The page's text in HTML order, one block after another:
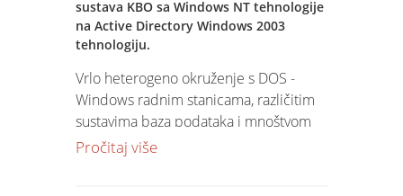
sustava KBO sa Windows NT tehnologije
na Active Directory Windows 2003
tehnologiju.
Vrlo heterogeno okruženje s DOS -
Windows radnim stanicama, različitim
sustavima baza podataka i mnoštvom
korisnika s različitim pristupnim
Pročitaj više